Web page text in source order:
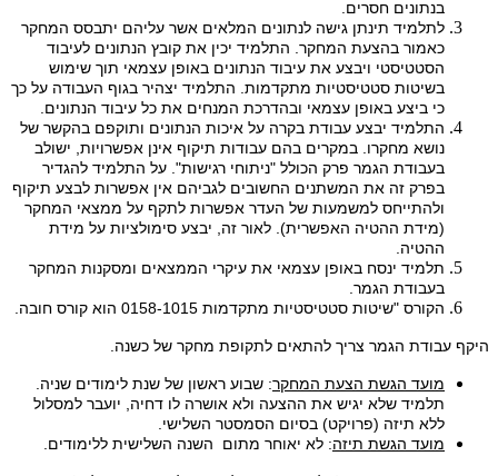
בנתונים חסרים.
לתלמיד תינתן גישה לנתונים המלאים אשר עליהם יתבסס המחקר
כאמור בהצעת המחקר. התלמיד יכין את קובץ הנתונים לעיבוד
הסטטיסטי ויבצע את עיבוד הנתונים באופן עצמאי תוך שימוש
בשיטות סטטיסטיות מתקדמות. התלמיד יצהיר בגוף העבודה על כך
כי ביצע באופן עצמאי ובהדרכת המנחים את כל עיבוד הנתונים.
התלמיד יבצע עבודת בקרה על איכות הנתונים ותוקפם בהקשר של
נושא מחקרו. במקרים בהם עבודות תיקוף אינן אפשרויות, ישולב
בעבודת הגמר פרק הכולל "ניתוחי רגישות". על התלמיד להגדיר
בפרק זה את המשתנים החשובים לגביהם אין אפשרות לבצע תיקוף
ולהתייחס למשמעות של העדר אפשרות לתקף על ממצאי המחקר
(מידת ההטיה האפשרית). לאור זה, יבצע סימולציות על מידת
ההטיה.
תלמיד ינסח באופן עצמאי את עיקרי הממצאים ומסקנות המחקר
בעבודת הגמר.
הקורס "שיטות סטטיסטיות מתקדמות 0158-1015 הוא קורס חובה.
היקף עבודת הגמר צריך להתאים לתקופת מחקר של כשנה.
מועד הגשת הצעת המחקר: שבוע ראשון של שנת לימודים שניה.
תלמיד שלא יגיש את ההצעה ולא אושרה לו דחיה, יועבר למסלול
ללא תיזה (פרויקט) בסיום הסמסטר השלישי.
מועד הגשת תיזה: לא יאוחר מתום השנה השלישית ללימודים.